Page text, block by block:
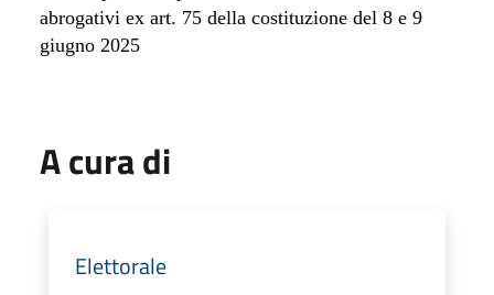
abrogativi ex art. 75 della costituzione del 8 e 9
giugno 2025
A cura di
Elettorale